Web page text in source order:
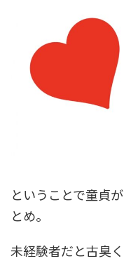
ということで童貞
とめ。
未経験者だと古臭